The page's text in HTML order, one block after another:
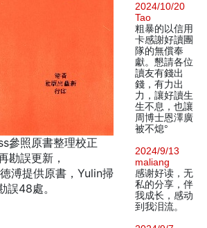
參照原書整理校正
勘誤更新，
溥提供原書，Yulin掃
誤48處。
2024/10/20
Tao
粗暴的以信用
卡感謝好讀團
隊的無償奉
獻。懇請各位
讀友有錢出
錢，有力出
力，讓好讀生
生不息，也讓
周博士恩澤廣
被不熄°
2024/9/13
maliang
感谢好读，无
私的分享，伴
我成长，感动
到我泪流。